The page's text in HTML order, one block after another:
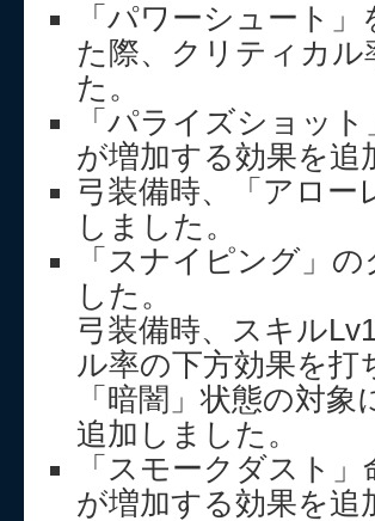
「パワーシュート
た際、クリティカ
た。
「パライズショッ
が増加する効果を追
弓装備時、「アロー
しました。
「スナイピング」
した。
弓装備時、スキル
ル率の下方効果を
「暗闇」状態の対
追加しました。
「スモークダスト
が増加する効果を追